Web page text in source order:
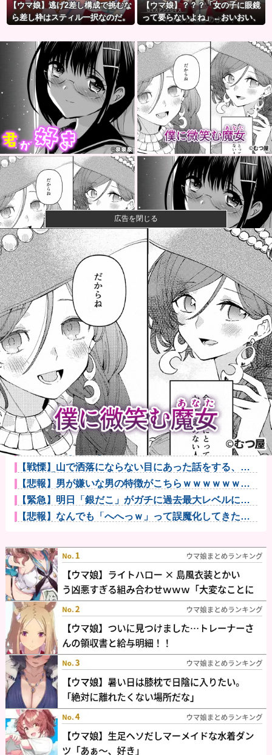
【ウマ娘】逃げ2差し構成で挑むな
ら差し枠はスティル一択なのだ。
【ウマ娘】？？？「女の子に眼鏡
って要らないよね」←おいおい、
【画像】咲-saki-作者、ようやく『奇乳』に気付くｗｗ
ｗｗ
【画像】漫画家・桂正和、最新のパンツ＆お尻のイラ
スト投稿にネ...
【悲報】ショートスリーパー堀さん、対面で高須幹弥
にブチギレる...
【衝撃】きゃりーぱみゅぱみゅ 本名をさらりと告白
【食料自給率】過去最低37% 25年度、コメ消費減響
く他
【衝撃】テレビ大好き高齢者のテレビ離れ、遂に始ま
る…他
【悲報】元TOKIO長瀬智也さん、バイク写真を投稿す
るも女子...
【高校野球】甲子園 初ジャッジの女性審判・佐藤加
奈さん、自ら...
フリマ民「あと500円値下げ出来ませんか」ワイ「ほ～
い購入ｗ...
【画像】ごきげんな朝飯だ･･･他
【戦慄】山で洒落にならない目にあった話をする、オ
カルト系で他
【悲報】男が嫌いな男の特徴がこちらｗｗｗｗｗｗｗ
ｗｗｗ
【緊急】明日「銀だこ」がガチに過去最大レベルに混
みそうwww...
【悲報】なんでも「へへっｗ」って誤魔化してきたワ
広告を閉じる